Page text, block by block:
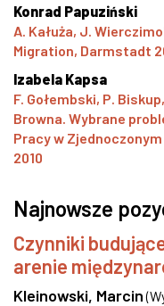
Konrad Papuziński
A. Kałuża, J.
Migration, Darmstadt
Izabela Kapsa
F. Gołembski, P.
Browna. Wybrane
Pracy w
2010
Najnowsze
Czynniki
arenie
Kleinowski, Marcin (